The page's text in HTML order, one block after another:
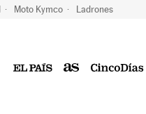
Moto Kymco Ladrones